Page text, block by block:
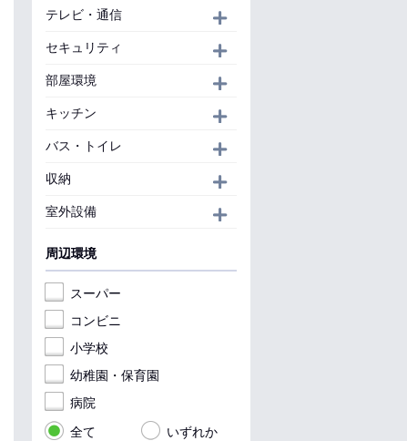
テレビ・通信
セキュリティ
部屋環境
キッチン
バス・トイレ
収納
室外設備
周辺環境
スーパー
コンビニ
小学校
幼稚園・保育園
病院
全て
いずれか